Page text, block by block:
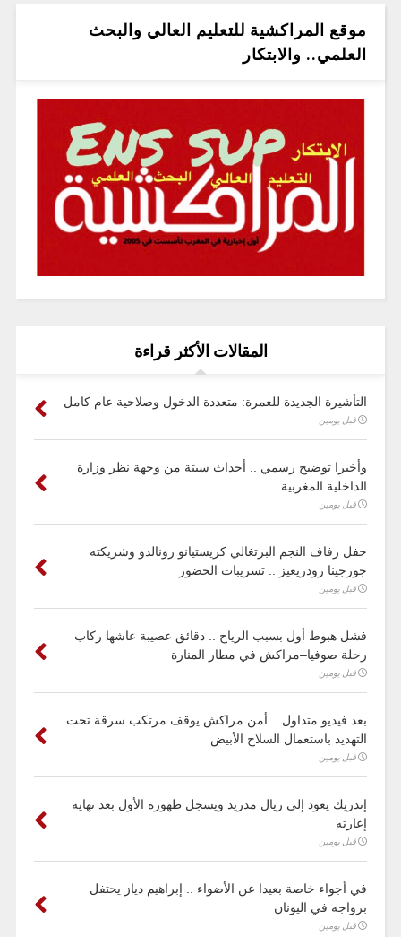
موقع المراكشية للتعليم العالي والبحث
العلمي.. والابتكار
المقالات الأكثر قراءة
التأشيرة الجديدة للعمرة: متعددة الدخول وصلاحية عام كامل
قبل يومين
وأخيرا توضيح رسمي .. أحداث سبتة من وجهة نظر وزارة
الداخلية المغربية
قبل يومين
حفل زفاف النجم البرتغالي كريستيانو رونالدو وشريكته
جورجينا رودريغيز .. تسريبات الحضور
قبل يومين
فشل هبوط أول بسبب الرياح .. دقائق عصيبة عاشها ركاب
رحلة صوفيا–مراكش في مطار المنارة
قبل يومين
بعد فيديو متداول .. أمن مراكش يوقف مرتكب سرقة تحت
التهديد باستعمال السلاح الأبيض
قبل يومين
إندريك يعود إلى ريال مدريد ويسجل ظهوره الأول بعد نهاية
إعارته
قبل يومين
في أجواء خاصة بعيدا عن الأضواء .. إبراهيم دياز يحتفل
بزواجه في اليونان
قبل يومين